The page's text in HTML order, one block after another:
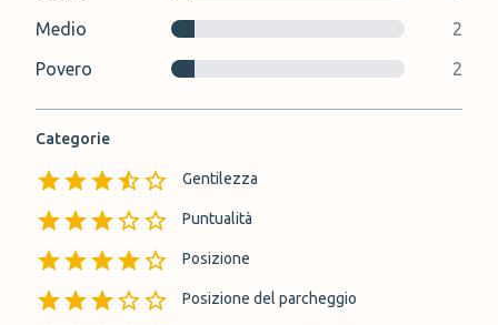
Medio
2
Povero
2
Categorie
Gentilezza
Puntualità
Posizione
Posizione del parcheggio